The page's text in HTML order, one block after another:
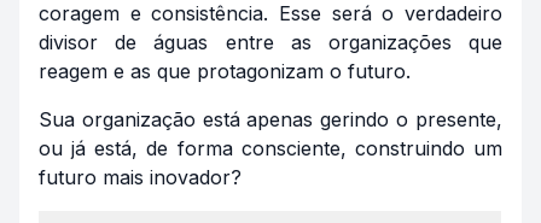
coragem e consistência. Esse será o verdadeiro
divisor de águas entre as organizações que
reagem e as que protagonizam o futuro.
Sua organização está apenas gerindo o presente,
ou já está, de forma consciente, construindo um
futuro mais inovador?